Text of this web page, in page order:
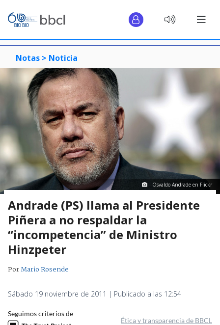
Notas > Noticia
Osvaldo Andrade en Flickr
Andrade (PS) llama al Presidente
Piñera a no respaldar la
“incompetencia” de Ministro
Hinzpeter
PorMario Rosende
Sábado 19 noviembre de 2011 | Publicado a las 12:54
Seguimos criterios de
Ética y transparencia de BBCL